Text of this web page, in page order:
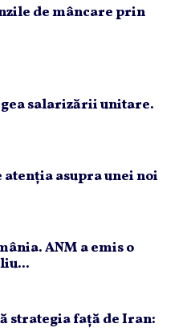
de mâncare prin
salarizării unitare.
asupra unei noi
ANM a emis o
strategia faţă de Iran: